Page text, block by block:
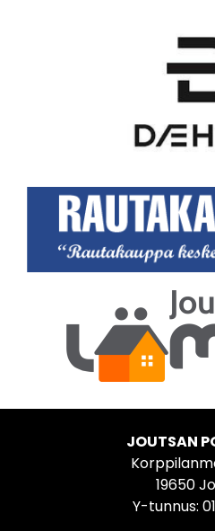
JOUTSAN
19650
Y-tunnus: